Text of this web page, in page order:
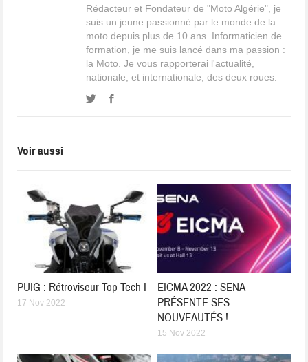
Rédacteur et Fondateur de "Moto Algérie", je
suis un jeune passionné par le monde de la
moto depuis plus de 10 ans. Informaticien de
formation, je me suis lancé dans ma passion :
la Moto. Je vous rapporterai l'actualité,
nationale, et internationale, des deux roues.
Voir aussi
PUIG : Rétroviseur Top Tech I
17 Nov 2022
EICMA 2022 : SENA
PRÉSENTE SES
NOUVEAUTÉS !
15 Nov 2022